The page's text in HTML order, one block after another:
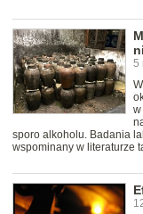
5
w
sporo alkoholu. Badania
wspominany w literaturze